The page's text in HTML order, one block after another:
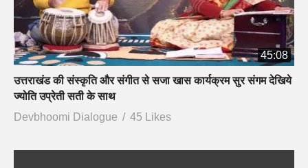
45:08
उत्तराखंड की संस्कृति और संगीत से सजा खास कार्यक्रम सुर संगम देखिये
ज्योति उप्रेती सती के साथ
Devbhoomi Dialogue
45 Likes